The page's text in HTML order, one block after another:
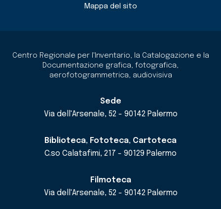
Mappa del sito
Centro Regionale per l'Inventario, la Catalogazione e la
Documentazione grafica, fotografica,
aerofotogrammetrica, audiovisiva
Sede
Via dell'Arsenale, 52 - 90142 Palermo
Biblioteca, Fototeca, Cartoteca
C.so Calatafimi, 217 - 90129 Palermo
Filmoteca
Via dell'Arsenale, 52 - 90142 Palermo